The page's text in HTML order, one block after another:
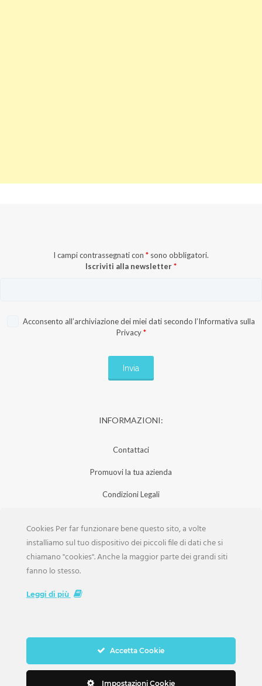
I campi contrassegnati con * sono obbligatori.
Iscriviti alla newsletter*
Acconsento all’archiviazione dei miei dati secondo l’Informativa sulla
Privacy *
INFORMAZIONI:
Contattaci
Promuovi la tua azienda
Condizioni Legali
Iscrizione Aziende
Scarica la Rivista
Cookies Per far funzionare bene questo sito, a volte
installiamo sul tuo dispositivo dei piccoli file di dati che si
chiamano "cookies". Anche la maggior parte dei grandi siti
fanno lo stesso.
Leggi di più
Accetta Cookie
Impostazioni Cookie